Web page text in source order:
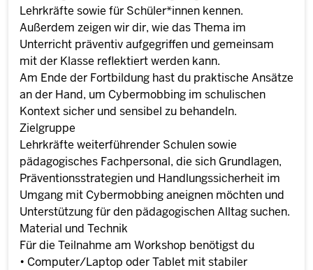
Lehrkräfte sowie für Schüler*innen kennen.
Außerdem zeigen wir dir, wie das Thema im
Unterricht präventiv aufgegriffen und gemeinsam
mit der Klasse reflektiert werden kann.
Am Ende der Fortbildung hast du praktische Ansätze
an der Hand, um Cybermobbing im schulischen
Kontext sicher und sensibel zu behandeln.
Zielgruppe
Lehrkräfte weiterführender Schulen sowie
pädagogisches Fachpersonal, die sich Grundlagen,
Präventionsstrategien und Handlungssicherheit im
Umgang mit Cybermobbing aneignen möchten und
Unterstützung für den pädagogischen Alltag suchen.
Material und Technik
Für die Teilnahme am Workshop benötigst du
• Computer/Laptop oder Tablet mit stabiler